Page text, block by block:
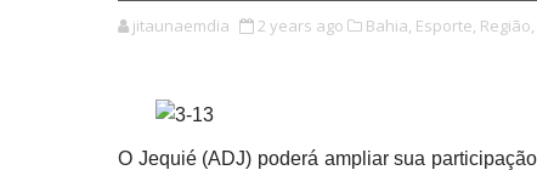
jitaunaemdia 2 years ago Bahia, Esporte, Região,
O Jequié (ADJ) poderá ampliar sua